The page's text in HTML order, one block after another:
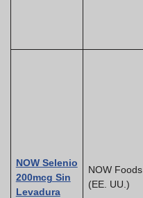
NOW Selenio
200mcg Sin
Levadura
NOW Foods
(EE. UU.)